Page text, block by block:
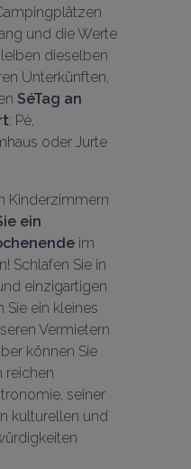
und die Werte
dieselben
Unterkünften,
SéTag an
: Pé,
oder Jurte
Kinderzimmern
ein
im
Schlafen Sie in
einzigartigen
ein kleines
Vermietern
können Sie
reichen
seiner
kulturellen und